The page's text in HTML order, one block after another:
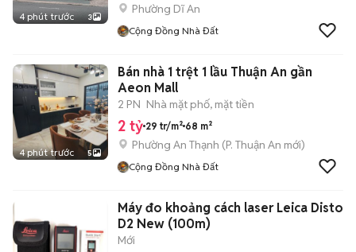
4 phút trước 3
Phường Dĩ An
Cộng Đồng Nhà Đất
4 phút trước 5
Bán nhà 1 trệt 1 lầu Thuận An gần
Aeon Mall
2 PN Nhà mặt phố, mặt tiền
2 tỷ 29 tr/m² 68 m²
Phường An Thạnh (P. Thuận An mới)
Cộng Đồng Nhà Đất
Máy đo khoảng cách laser Leica Disto
D2 New (100m)
Mới